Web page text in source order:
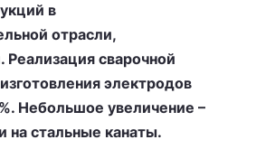
в
отрасли,
Реализация сварочной
электродов
Небольшое увеличение –
на стальные канаты.